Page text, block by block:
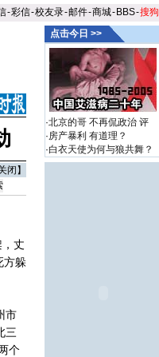
-彩信-校友录-邮件-商城- BBS-搜狗
闭 】
丈
方躲
市
三
个
点击今日 >>
·北京的哥 不再侃政治 评
·房产暴利 有道理？
·白衣天使为何与狼共舞？